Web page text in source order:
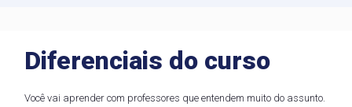
Diferenciais do curso
Você vai aprender com professores que entendem muito do assunto.